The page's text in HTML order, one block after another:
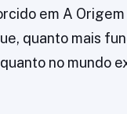
em A
quanto mais
no mundo